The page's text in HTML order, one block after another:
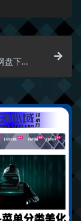
盘下载